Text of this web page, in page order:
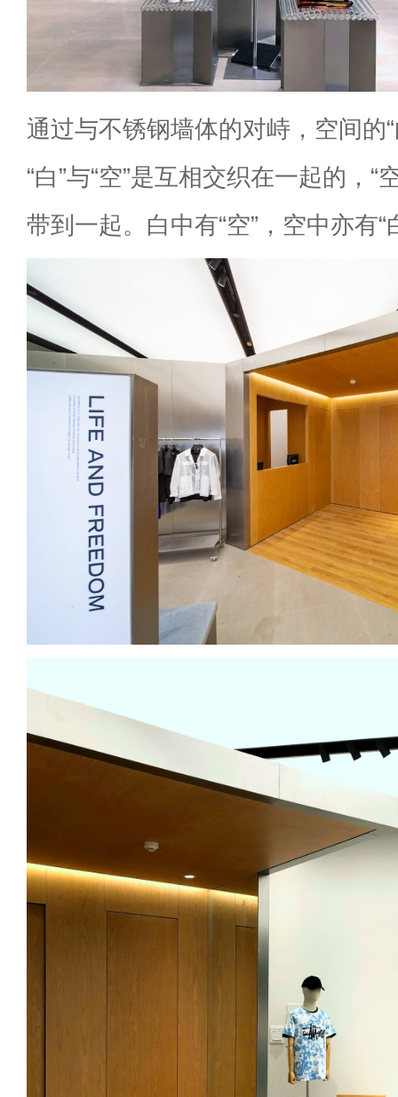
通过与不锈钢墙体的对峙，空间的
“白”与“空”是互相交织在一起的，“
带到一起。白中有“空”，空中亦有“